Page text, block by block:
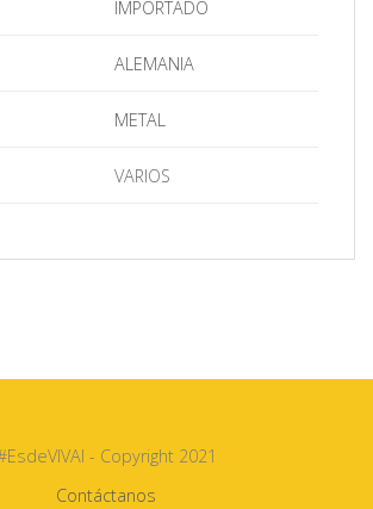
IMPORTADO
ALEMANIA
METAL
VARIOS
- Copyright 2021
Contáctanos